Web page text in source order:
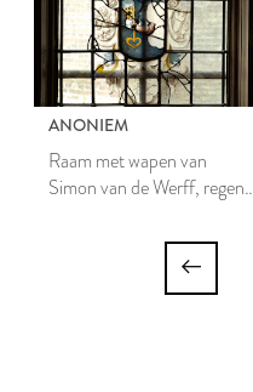
ANONIEM
Raam met wapen van
Simon van de Werff, regent